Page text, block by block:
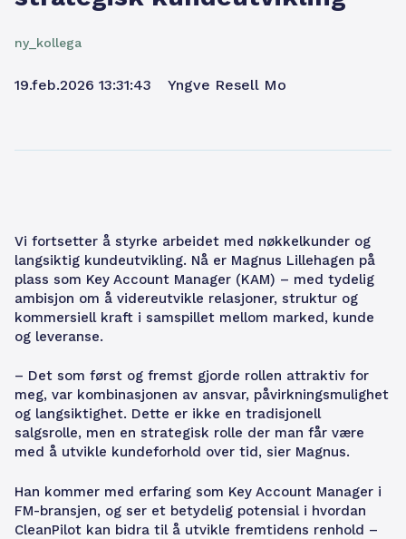
ny_kollega
19.feb.2026 13:31:43 Yngve Resell Mo
Vi fortsetter å styrke arbeidet med nøkkelkunder og
langsiktig kundeutvikling. Nå er Magnus Lillehagen på
plass som Key Account Manager (KAM) – med tydelig
ambisjon om å videreutvikle relasjoner, struktur og
kommersiell kraft i samspillet mellom marked, kunde
og leveranse.
– Det som først og fremst gjorde rollen attraktiv for
meg, var kombinasjonen av ansvar, påvirkningsmulighet
og langsiktighet. Dette er ikke en tradisjonell
salgsrolle, men en strategisk rolle der man får være
med å utvikle kundeforhold over tid, sier Magnus.
Han kommer med erfaring som Key Account Manager i
FM-bransjen, og ser et betydelig potensial i hvordan
CleanPilot kan bidra til å utvikle fremtidens renhold –